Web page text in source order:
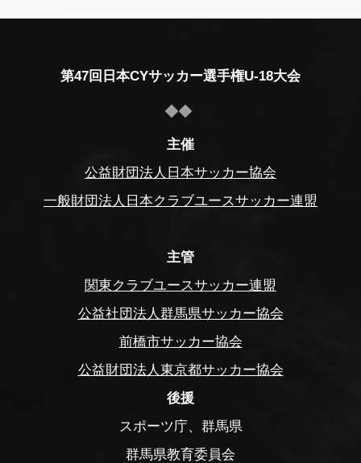
第47回日本CYサッカー選手権U-18大会
主催
公益財団法人日本サッカー協会
一般財団法人日本クラブユースサッカー連盟
主管
関東クラブユースサッカー連盟
公益社団法人群馬県サッカー協会
前橋市サッカー協会
公益財団法人東京都サッカー協会
後援
スポーツ庁、群馬県
群馬県教育委員会